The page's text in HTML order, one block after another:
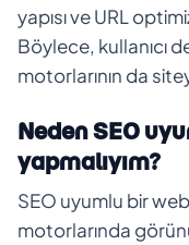
yapısı ve URL
Böylece, kullanıcı
motorlarının da
Neden SEO
yapmalıyım?
SEO uyumlu bir
motorlarında